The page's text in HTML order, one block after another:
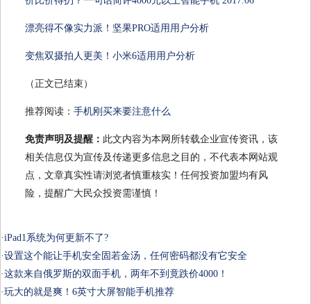
漂亮得不像实力派！坚果PRO适用用户分析
变焦双摄拍人更美！小米6适用用户分析
（正文已结束）
推荐阅读： 手机刚买来要注意什么
免责声明及提醒： 此文内容为本网所转载企业宣传资讯，该
相关信息仅为宣传及传递更多信息之目的，不代表本网站观
点，文章真实性请浏览者慎重核实！任何投资加盟均有风
险，提醒广大民众投资需谨慎！
·iPad1系统为何更新不了?
·设置这个能让手机安全固若金汤，任何密码都没有它安全
·这款来自俄罗斯的双面手机，两年不到竟跌价4000！
·玩大的就是爽！6英寸大屏智能手机推荐